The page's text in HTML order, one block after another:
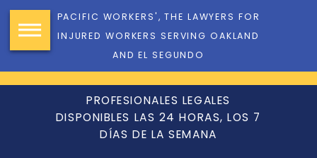
PACIFIC WORKERS', THE LAWYERS FOR
INJURED WORKERS SERVING OAKLAND
AND EL SEGUNDO
PROFESIONALES LEGALES
DISPONIBLES LAS 24 HORAS, LOS 7
DÍAS DE LA SEMANA